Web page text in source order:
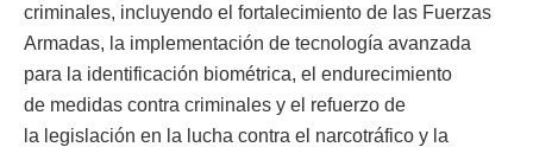
criminales, incluyendo el fortalecimiento de las Fuerzas
Armadas, la implementación de tecnología avanzada
para la identificación biométrica, el endurecimiento
de medidas contra criminales y el refuerzo de
la legislación en la lucha contra el narcotráfico y la